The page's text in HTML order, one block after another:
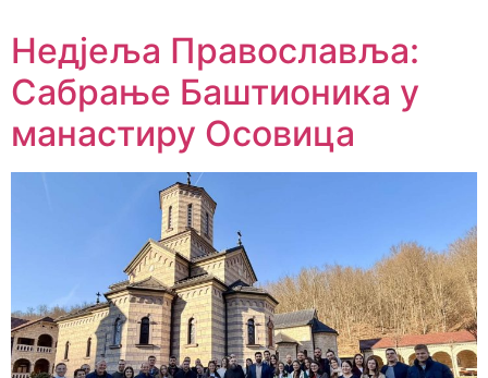
Недјеља Православља:
Сабрање Баштионика у
манастиру Осовица